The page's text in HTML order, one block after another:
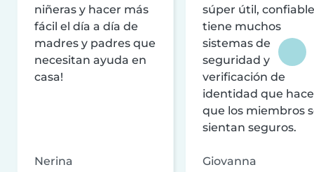
niñeras y hacer más
fácil el día a día de
madres y padres que
necesitan ayuda en
casa!
Nerina
súper útil,
tiene muchos
sistemas de
seguridad y
verificación de
identidad que
que los miembros
sientan seguros.
Giovanna